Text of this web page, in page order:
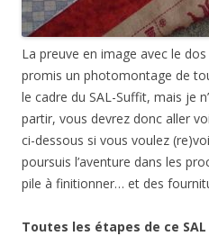
La preuve en image avec le
promis un photomontage de
le cadre du SAL-Suffit, mais je
partir, vous devrez donc aller
ci-dessous si vous voulez
poursuis l’aventure dans les
pile à finitionner… et des
Toutes les étapes de ce SAL